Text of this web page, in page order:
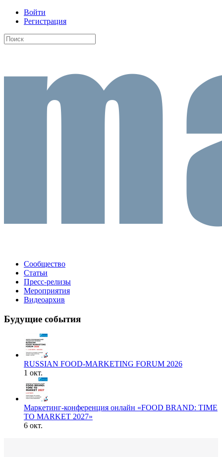
Войти
Регистрация
Сообщество
Статьи
Пресс-релизы
Мероприятия
Видеоархив
Будущие события
RUSSIAN FOOD-MARKETING FORUM 2026
1 окт.
Маркетинг-конференция онлайн «FOOD BRAND: TIME
TO MARKET 2027»
6 окт.